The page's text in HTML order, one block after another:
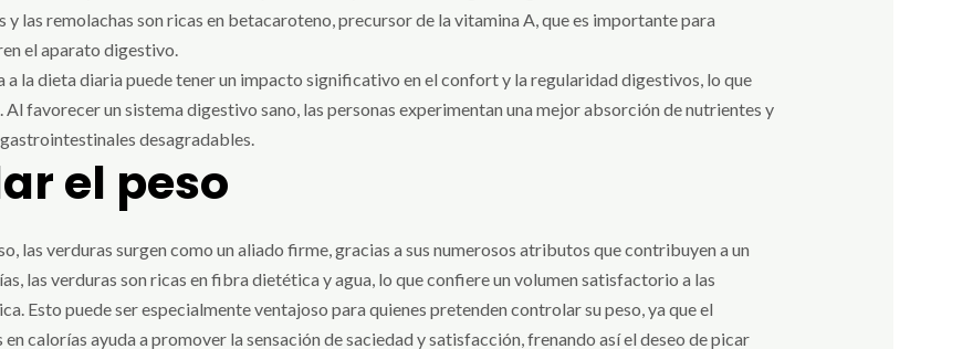
las remolachas son ricas en betacaroteno, precursor de la vitamina A, que es importante para
el aparato digestivo.
la dieta diaria puede tener un impacto significativo en el confort y la regularidad digestivos, lo que
favorecer un sistema digestivo sano, las personas experimentan una mejor absorción de nutrientes y
desagradables.
el peso
las verduras surgen como un aliado firme, gracias a sus numerosos atributos que contribuyen a un
las verduras son ricas en fibra dietética y agua, lo que confiere un volumen satisfactorio a las
Esto puede ser especialmente ventajoso para quienes pretenden controlar su peso, ya que el
calorías ayuda a promover la sensación de saciedad y satisfacción, frenando así el deseo de picar